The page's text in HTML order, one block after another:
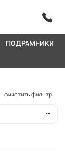
ПОДРАМНИКИ
очистить фильтр